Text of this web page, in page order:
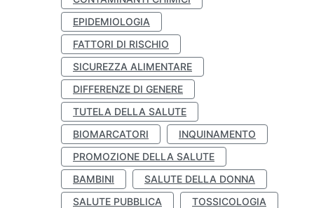
EPIDEMIOLOGIA
FATTORI DI RISCHIO
SICUREZZA ALIMENTARE
DIFFERENZE DI GENERE
TUTELA DELLA SALUTE
BIOMARCATORI
INQUINAMENTO
PROMOZIONE DELLA SALUTE
BAMBINI
SALUTE DELLA DONNA
SALUTE PUBBLICA
TOSSICOLOGIA